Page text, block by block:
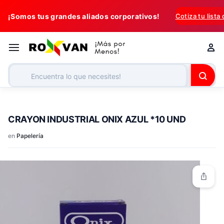
¡Somos tus grandes aliados corporativos! Cotiza tu lista
CRAYON INDUSTRIAL ONIX AZUL *10 UND
en Papelería